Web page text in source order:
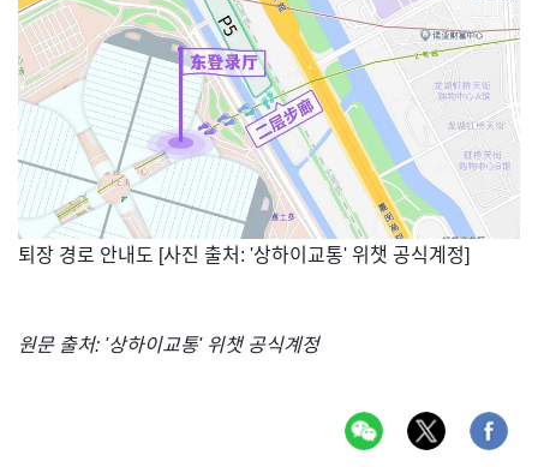
​퇴장 경로 안내도 [사진 출처: '상하이교통' 위챗 공식계정]
원문 출처: '상하이교통' 위챗 공식계정